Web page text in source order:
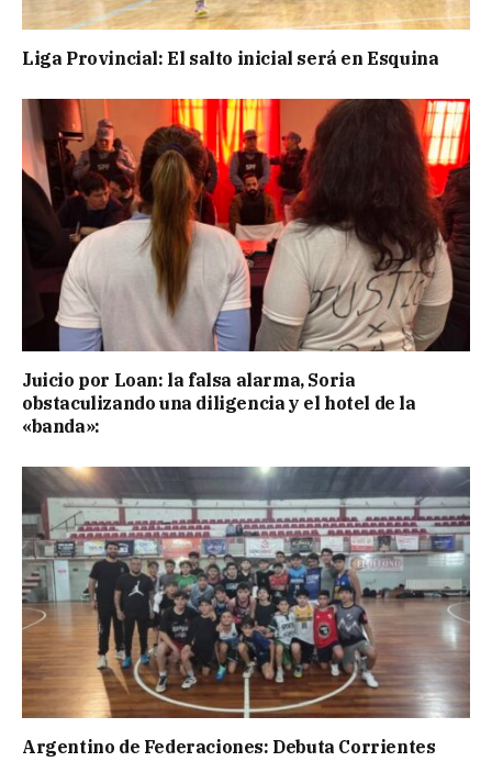
Liga Provincial: El salto inicial será en Esquina
Juicio por Loan: la falsa alarma, Soria
obstaculizando una diligencia y el hotel de la
«banda»:
Argentino de Federaciones: Debuta Corrientes